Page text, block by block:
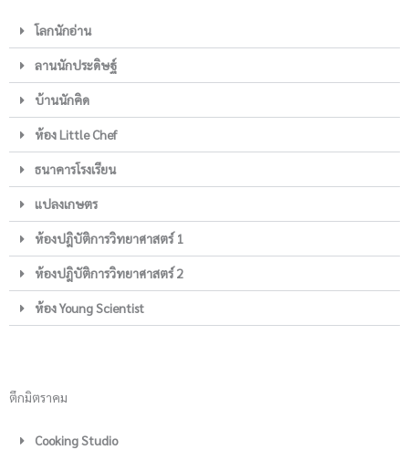
โลกนักอ่าน
ลานนักประดิษฐ์
บ้านนักคิด
ห้อง Little Chef
ธนาคารโรงเรียน
แปลงเกษตร
ห้องปฎิบัติการวิทยาศาสตร์ 1
ห้องปฎิบัติการวิทยาศาสตร์ 2
ห้อง Young Scientist
ตึกมิตราคม
Cooking Studio